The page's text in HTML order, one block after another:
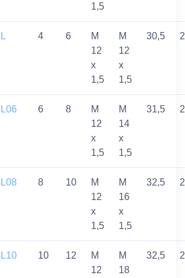
1,5
4 6
M
12
x
1,5
M
12
x
1,5
30,5
6 8
M
12
x
1,5
M
14
x
1,5
31,5
8 10
M
12
x
1,5
M
16
x
1,5
32,5
10 12
M
12
M
18
32,5